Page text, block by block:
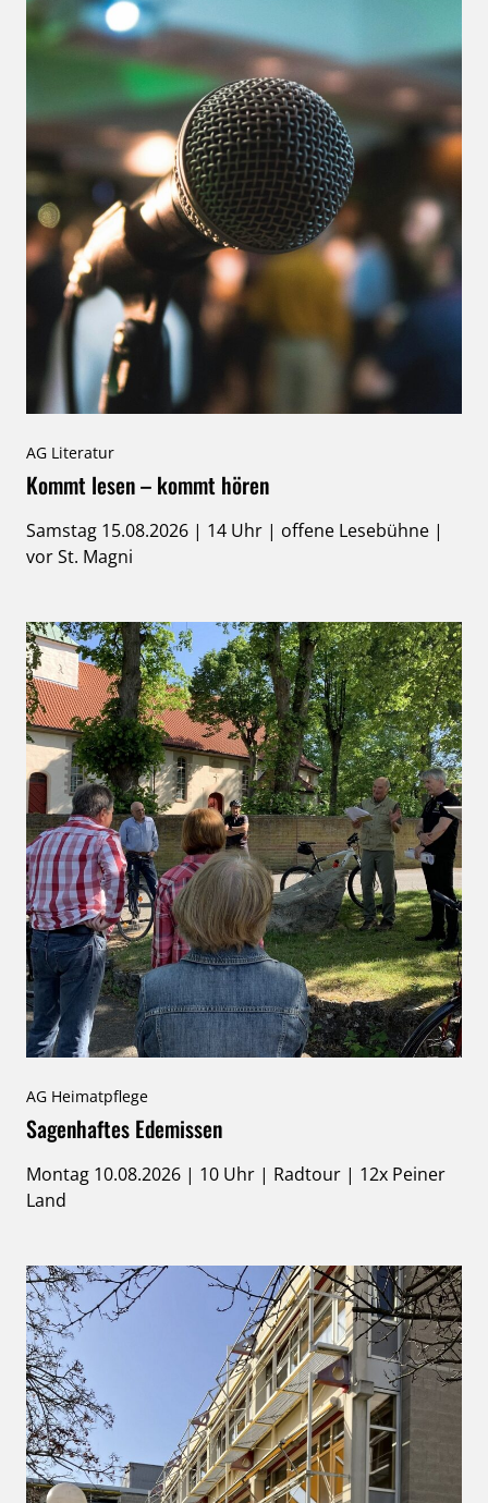
AG Literatur
Kommt lesen – kommt hören
Samstag 15.08.2026 | 14 Uhr | offene Lesebühne |
vor St. Magni
AG Heimatpflege
Sagenhaftes Edemissen
Montag 10.08.2026 | 10 Uhr | Radtour | 12x Peiner
Land